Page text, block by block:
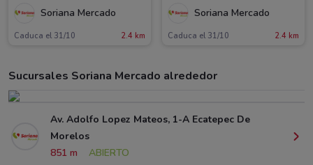
Soriana Mercado
Caduca el 31/10 2.4 km
Soriana Mercado
Caduca el 31/10 2.4 km
Sucursales Soriana Mercado alrededor
Av. Adolfo Lopez Mateos, 1-A Ecatepec De
Morelos
851 m
ABIERTO